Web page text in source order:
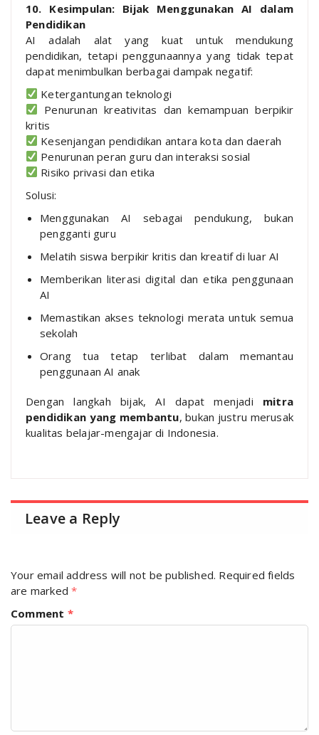
10. Kesimpulan: Bijak Menggunakan AI dalam
Pendidikan
AI adalah alat yang kuat untuk mendukung
pendidikan, tetapi penggunaannya yang tidak tepat
dapat menimbulkan berbagai dampak negatif:
Ketergantungan teknologi
Penurunan kreativitas dan kemampuan berpikir
kritis
Kesenjangan pendidikan antara kota dan daerah
Penurunan peran guru dan interaksi sosial
Risiko privasi dan etika
Solusi:
Menggunakan AI sebagai pendukung, bukan
pengganti guru
Melatih siswa berpikir kritis dan kreatif di luar AI
Memberikan literasi digital dan etika penggunaan
AI
Memastikan akses teknologi merata untuk semua
sekolah
Orang tua tetap terlibat dalam memantau
penggunaan AI anak
Dengan langkah bijak, AI dapat menjadi mitra
pendidikan yang membantu, bukan justru merusak
kualitas belajar-mengajar di Indonesia.
Leave a Reply
Your email address will not be published. Required fields
are marked*
Comment *